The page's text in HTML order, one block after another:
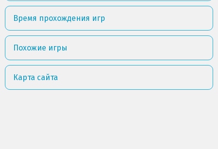
Время прохождения игр
Похожие игры
Карта сайта